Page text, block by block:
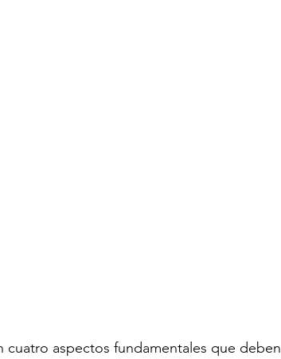
aspectos fundamentales que deben